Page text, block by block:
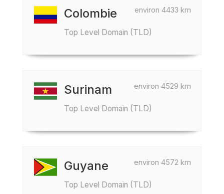
environ 4433 km
Colombie
Top Level Domain (TLD)
environ 4529 km
Surinam
Top Level Domain (TLD)
environ 4572 km
Guyane
Top Level Domain (TLD)